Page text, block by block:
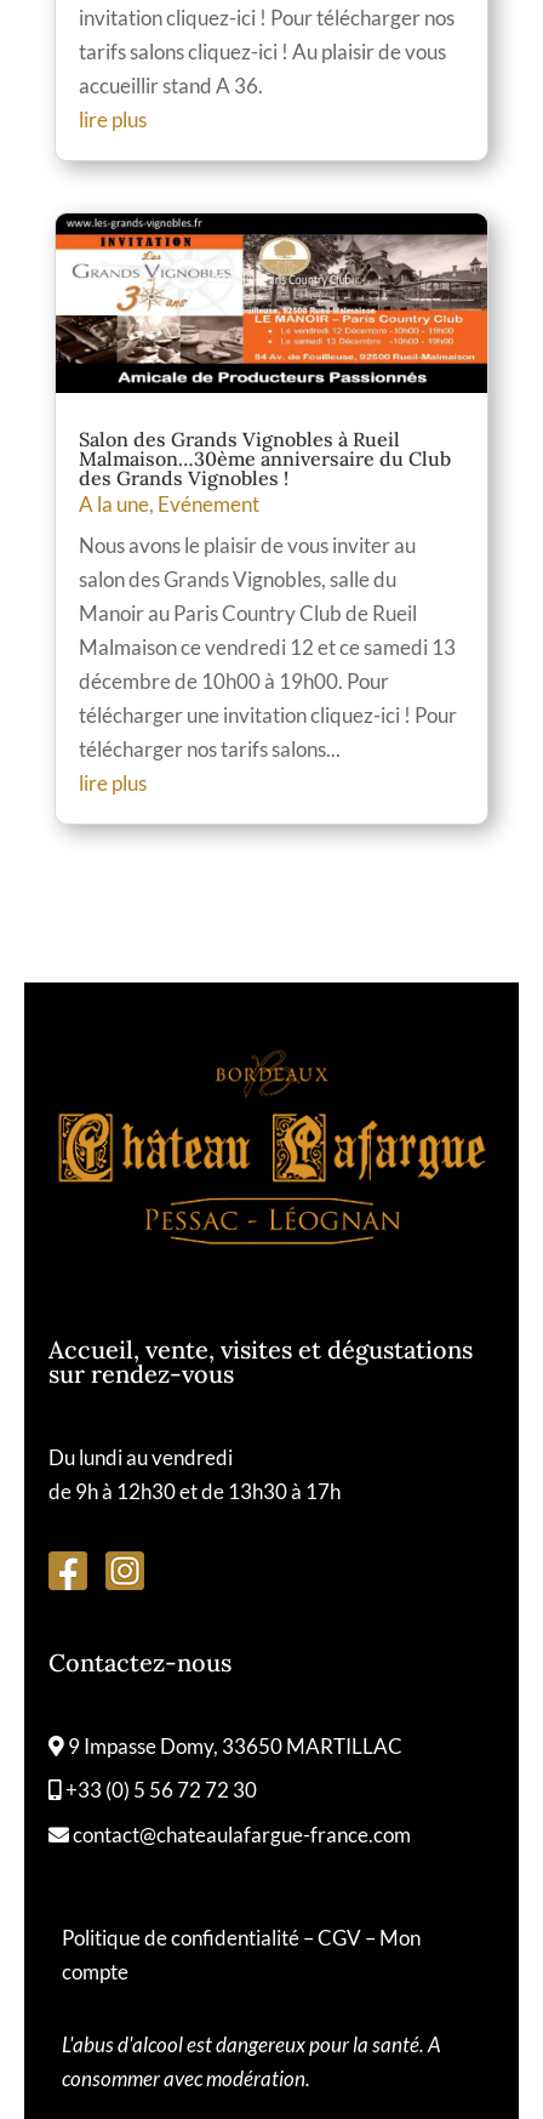
invitation cliquez-ici ! Pour télécharger nos
tarifs salons cliquez-ici ! Au plaisir de vous
accueillir stand A 36.
lire plus
Salon des Grands Vignobles à Rueil
Malmaison…30ème anniversaire du Club
des Grands Vignobles !
A la une, Evénement
Nous avons le plaisir de vous inviter au
salon des Grands Vignobles, salle du
Manoir au Paris Country Club de Rueil
Malmaison ce vendredi 12 et ce samedi 13
décembre de 10h00 à 19h00. Pour
télécharger une invitation cliquez-ici ! Pour
télécharger nos tarifs salons...
lire plus
Accueil, vente, visites et dégustations
sur rendez-vous
Du lundi au vendredi
de 9h à 12h30 et de 13h30 à 17h
Contactez-nous
9 Impasse Domy, 33650 MARTILLAC
+33 (0) 5 56 72 72 30
contact@chateaulafargue-france.com
Politique de confidentialité–CGV–Mon
compte
L'abus d'alcool est dangereux pour la santé. A
consommer avec modération.